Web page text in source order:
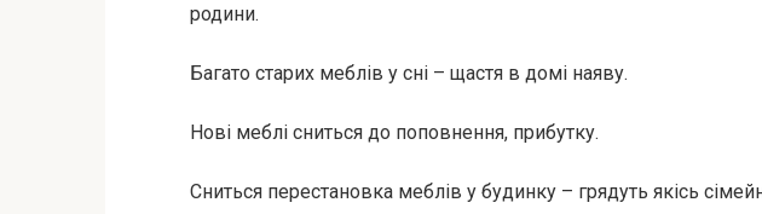
родини.
Багато старих меблів у сні – щастя в домі наяву.
Нові меблі сниться до поповнення, прибутку.
Сниться перестановка меблів у будинку – грядуть якісь